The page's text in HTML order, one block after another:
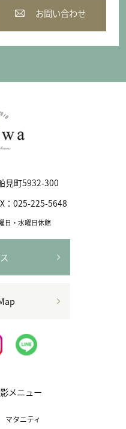
お問い合わせ
見町5932-300
： 025-225-5648
日・水曜日休館
メニュー
マタニティ